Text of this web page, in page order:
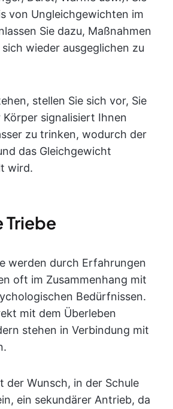
von Ungleichgewichten im
Sie dazu, Maßnahmen
wieder ausgeglichen zu
stellen Sie sich vor, Sie
signalisiert Ihnen
zu trinken, wodurch der
das Gleichgewicht
wird.
Triebe
werden durch Erfahrungen
oft im Zusammenhang mit
Bedürfnissen.
mit dem Überleben
stehen in Verbindung mit
der Wunsch, in der Schule
ein sekundärer Antrieb, da